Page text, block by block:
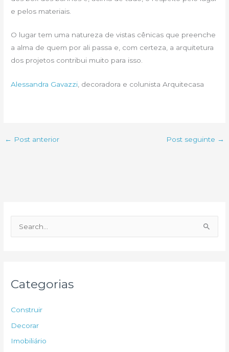
e pelos materiais.
O lugar tem uma natureza de vistas cênicas que preenche
a alma de quem por ali passa e, com certeza, a arquitetura
dos projetos contribui muito para isso.
Alessandra Gavazzi, decoradora e colunista Arquitecasa
← Post anterior Post seguinte →
e
p
Categorias
Construir
Decorar
Imobiliário